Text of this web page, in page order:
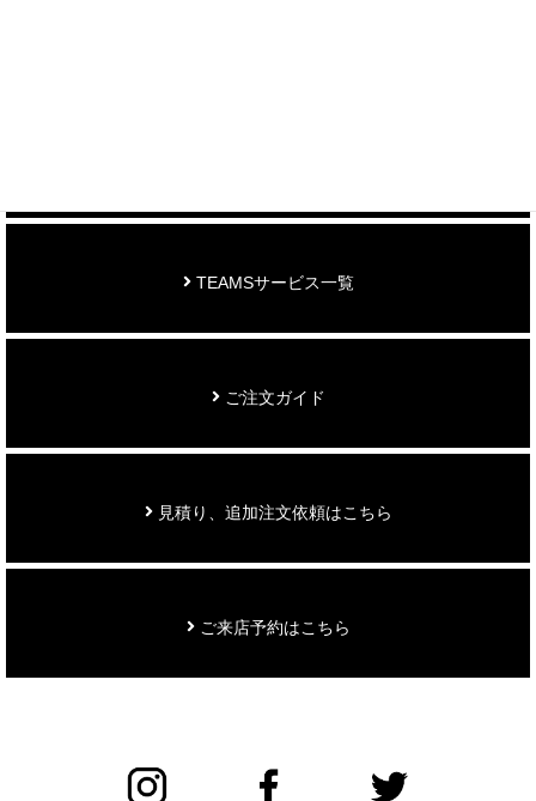
TEAMSサービス一覧
ご注文ガイド
見積り、追加注文依頼はこちら
ご来店予約はこちら